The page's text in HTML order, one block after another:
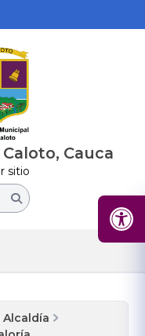
Cauca
sitio
Alcaldía